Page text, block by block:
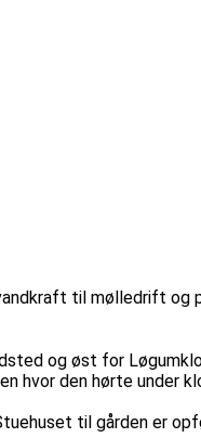
til mølledrift
og øst for
hvor den hørte
til gården er